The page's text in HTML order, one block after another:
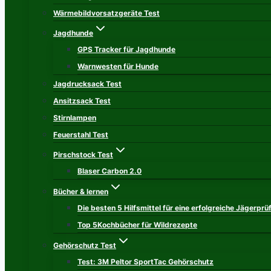
Wärmebildvorsatzgeräte Test
Jagdhunde
GPS Tracker für Jagdhunde
Warnwesten für Hunde
Jagdrucksack Test
Ansitzsack Test
Stirnlampen
Feuerstahl Test
Pirschstock Test
Blaser Carbon 2.0
Bücher & lernen
Die besten 5 Hilfsmittel für eine erfolgreiche
Top 5Kochbücher für Wildrezepte
Gehörschutz Test
Test: 3M Peltor SportTac Gehörschutz